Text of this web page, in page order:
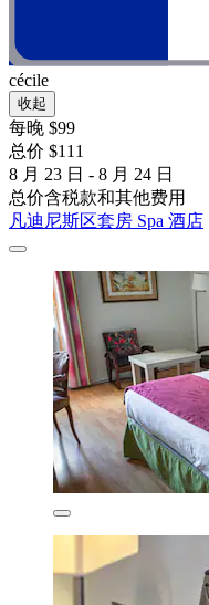
cécile
收起
每晚 $99
总价 $111
8 月 23 日 - 8 月 24 日
总价含税款和其他费用
凡迪尼斯区套房 Spa 酒店